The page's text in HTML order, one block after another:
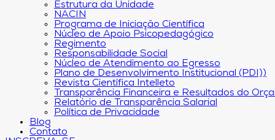
Estrutura da Unidade
NACIN
Programa de Iniciação Científica
Núcleo de Apoio Psicopedagógico
Regimento
Responsabilidade Social
Núcleo de Atendimento ao Egresso
Plano de Desenvolvimento Institucional (PDI))
Revista Científica Intelleto
Transparência Financeira e Resultados do
Relatório de Transparência Salarial
Política de Privacidade
Blog
Contato